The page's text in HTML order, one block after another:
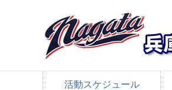
活動スケジュール